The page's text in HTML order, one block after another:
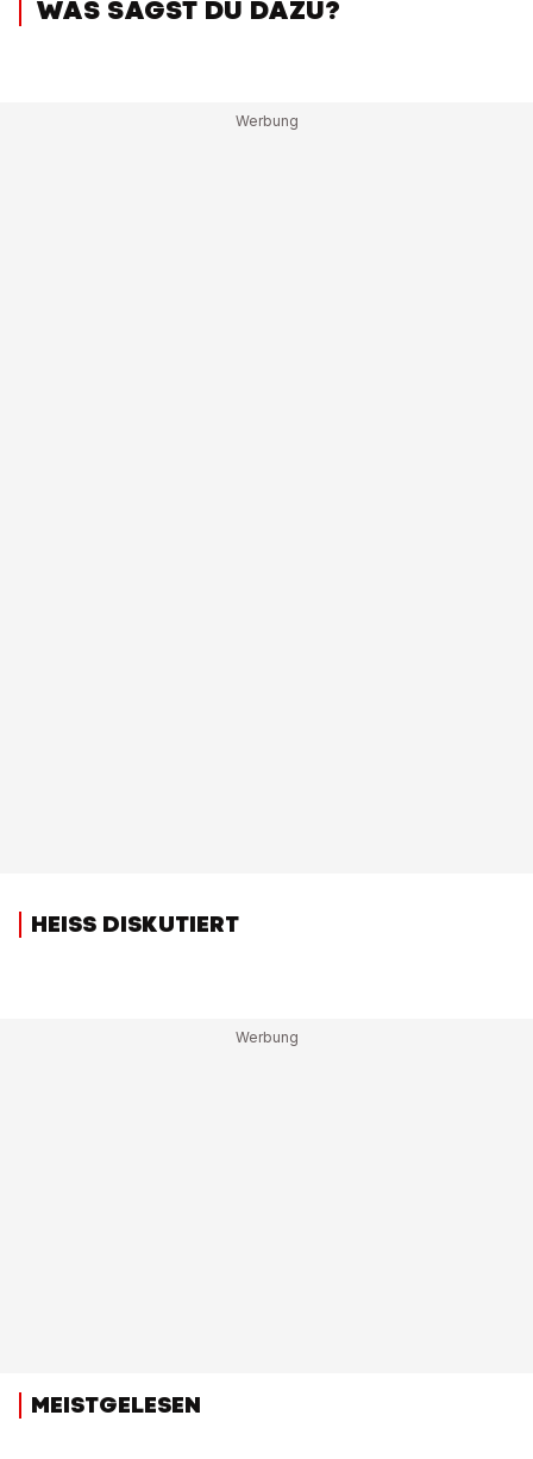
WAS SAGST DU DAZU?
HEISS DISKUTIERT
MEISTGELESEN